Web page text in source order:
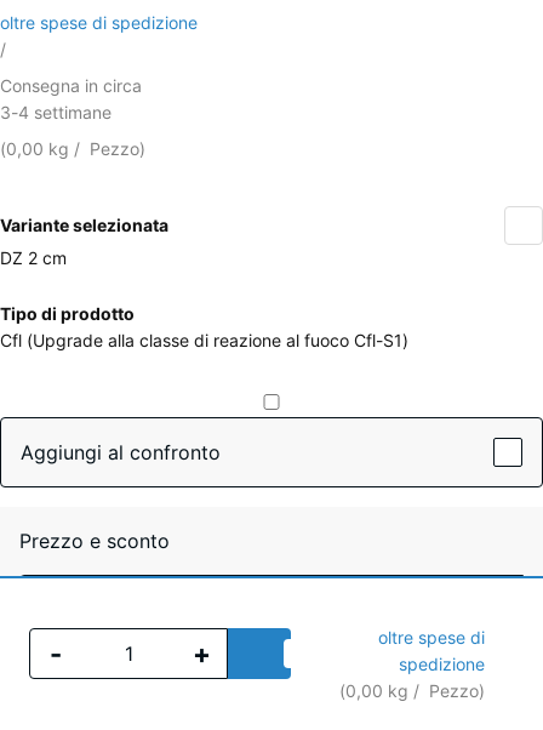
oltre spese di spedizione
/
Consegna in circa
3-4 settimane
(0,00 kg / Pezzo)
Variante selezionata
DZ 2 cm
per
0
20
dimensione
selezionata,
Tipo di prodotto
Cfl (Upgrade alla classe di reazione al fuoco Cfl-S1)
Aggiungi al confronto
Prezzo e sconto
Aggiungi al carrello
oltre spese di
spedizione
(0,00 kg / Pezzo)
- +